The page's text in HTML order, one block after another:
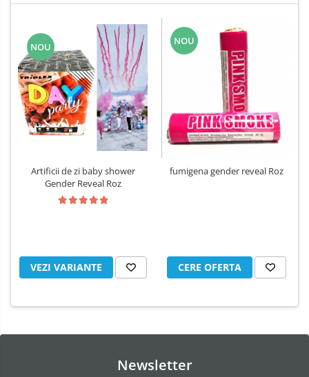
NOU
Artificii de zi baby shower
Gender Reveal Roz
VEZI VARIANTE
NOU
fumigena gender reveal Roz
CERE OFERTA
Newsletter